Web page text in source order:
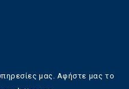
μας. Αφήστε μας το